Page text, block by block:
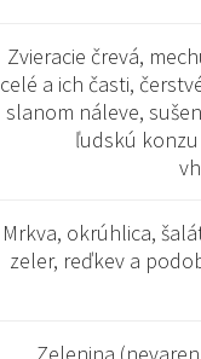
Zvieracie črevá,
celé a ich časti,
slanom náleve,
ľudskú
Mrkva, okrúhlica,
zeler, reďkev a